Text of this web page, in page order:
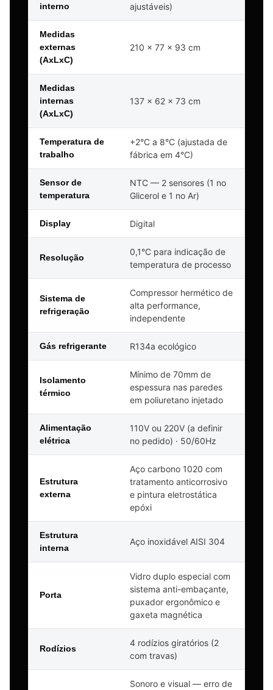
interno
ajustáveis)
Medidas
externas
(AxLxC)
210 x 77 x 93 cm
Medidas
internas
(AxLxC)
137 x 62 x 73 cm
Temperatura de
trabalho
+2°C a 8°C (ajustada de
fábrica em 4°C)
Sensor de
temperatura
NTC — 2 sensores (1 no
Glicerol e 1 no Ar)
Display Digital
Resolução
0,1°C para indicação de
temperatura de processo
Sistema de
refrigeração
Compressor hermético de
alta performance,
independente
Gás refrigerante R134a ecológico
Isolamento
térmico
Mínimo de 70mm de
espessura nas paredes
em poliuretano injetado
Alimentação
elétrica
110V ou 220V (a definir
no pedido) · 50/60Hz
Estrutura
externa
Aço carbono 1020 com
tratamento anticorrosivo
e pintura eletrostática
epóxi
Estrutura
interna
Aço inoxidável AISI 304
Porta
Vidro duplo especial com
sistema anti-embaçante,
puxador ergonômico e
gaxeta magnética
Rodízios
4 rodízios giratórios (2
com travas)
Sonoro e visual — erro de